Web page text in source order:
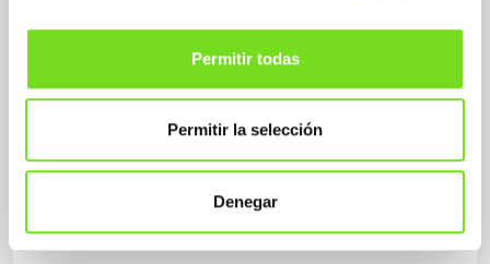
Permitir todas
Permitir la selección
Denegar
Nuevo proceso eficiente de fabricación
inalámbrica por inducción para industrias
intensivas en energía
01/01/2013